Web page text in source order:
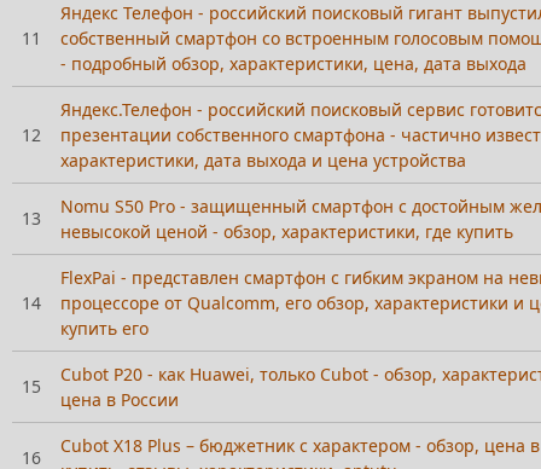
11
Яндекс Телефон - российский поисковый гигант
собственный смартфон со встроенным голосовым
- подробный обзор, характеристики, цена, дата выхода
12
Яндекс.Телефон - российский поисковый сервис
презентации собственного смартфона - частично
характеристики, дата выхода и цена устройства
13
Nomu S50 Pro - защищенный смартфон с достойным
невысокой ценой - обзор, характеристики, где купить
14
FlexPai - представлен смартфон с гибким экраном на
процессоре от Qualcomm, его обзор, характеристики и
купить его
15
Cubot P20 - как Huawei, только Cubot - обзор,
цена в России
16
Cubot X18 Plus – бюджетник с характером - обзор, цена